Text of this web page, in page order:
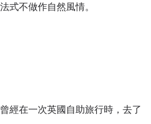
式不做作自然風情。
經在一次英國自助旅行時，去了